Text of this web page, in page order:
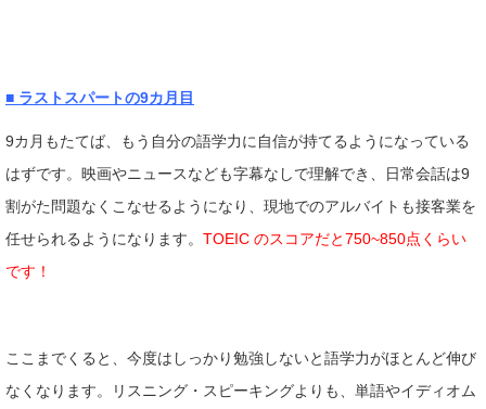
■ ラストスパートの9カ月目
9カ月もたてば、もう自分の語学力に自信が持てるようになっている
はずです。映画やニュースなども字幕なしで理解でき、日常会話は9
割がた問題なくこなせるようになり、現地でのアルバイトも接客業を
任せられるようになります。 TOEIC のスコアだと750~850点くらい
です！
ここまでくると、今度はしっかり勉強しないと語学力がほとんど伸び
なくなります。リスニング・スピーキングよりも、単語やイディオム